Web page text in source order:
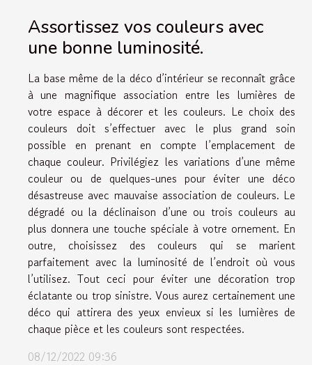
Assortissez vos couleurs avec
une bonne luminosité.
La base même de la déco d’intérieur se reconnaît grâce
à une magnifique association entre les lumières de
votre espace à décorer et les couleurs. Le choix des
couleurs doit s’effectuer avec le plus grand soin
possible en prenant en compte l’emplacement de
chaque couleur. Privilégiez les variations d’une même
couleur ou de quelques-unes pour éviter une déco
désastreuse avec mauvaise association de couleurs. Le
dégradé ou la déclinaison d’une ou trois couleurs au
plus donnera une touche spéciale à votre ornement. En
outre, choisissez des couleurs qui se marient
parfaitement avec la luminosité de l’endroit où vous
l’utilisez. Tout ceci pour éviter une décoration trop
éclatante ou trop sinistre. Vous aurez certainement une
déco qui attirera des yeux envieux si les lumières de
chaque pièce et les couleurs sont respectées.
08/12/2022 09:36